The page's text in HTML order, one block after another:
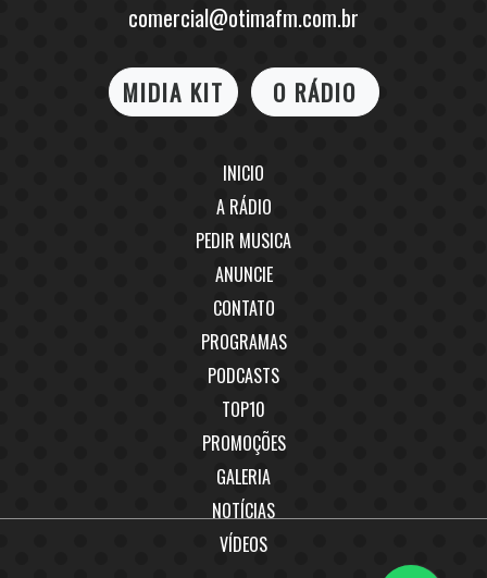
comercial@otimafm.com.br
MIDIA KIT O RÁDIO
INICIO
A RÁDIO
PEDIR MUSICA
ANUNCIE
CONTATO
PROGRAMAS
PODCASTS
TOP10
PROMOÇÕES
GALERIA
NOTÍCIAS
VÍDEOS